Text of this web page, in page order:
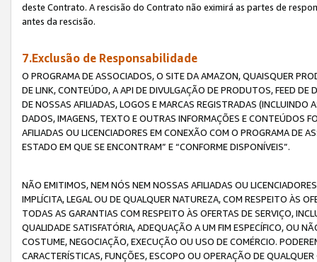
deste Contrato. A rescisão do Contrato não eximirá as partes de
antes da rescisão.
7.Exclusão de Responsabilidade
O PROGRAMA DE ASSOCIADOS, O SITE DA AMAZON, QUAISQUER
DE LINK, CONTEÚDO, A API DE DIVULGAÇÃO DE PRODUTOS, FEED
DE NOSSAS AFILIADAS, LOGOS E MARCAS REGISTRADAS
DADOS, IMAGENS, TEXTO E OUTRAS INFORMAÇÕES E CONTEÚDOS
AFILIADAS OU LICENCIADORES EM CONEXÃO COM O PROGRAMA DE
ESTADO EM QUE SE ENCONTRAM” E “CONFORME DISPONÍVEIS”.
NÃO EMITIMOS, NEM NÓS NEM NOSSAS AFILIADAS OU
IMPLÍCITA, LEGAL OU DE QUALQUER NATUREZA, COM RESPEITO ÀS
TODAS AS GARANTIAS COM RESPEITO ÀS OFERTAS DE SERVIÇO,
QUALIDADE SATISFATÓRIA, ADEQUAÇÃO A UM FIM ESPECÍFICO, OU
COSTUME, NEGOCIAÇÃO, EXECUÇÃO OU USO DE COMÉRCIO.
CARACTERÍSTICAS, FUNÇÕES, ESCOPO OU OPERAÇÃO DE